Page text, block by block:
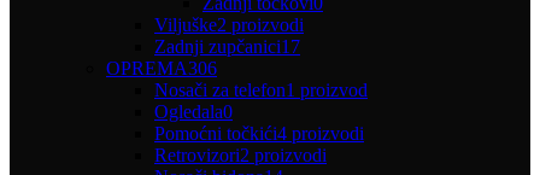
Viljuške2 proizvodi
Zadnji zupčanici17
OPREMA306
Nosači za telefon1 proizvod
Ogledala0
Pomoćni točkići4 proizvodi
Retrovizori2 proizvodi